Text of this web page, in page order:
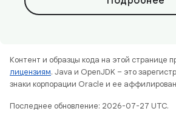
Контент и образцы кода на этой странице
лицензиям. Java и OpenJDK – это
знаки корпорации Oracle и ее
Последнее обновление: 2026-07-27 UTC.